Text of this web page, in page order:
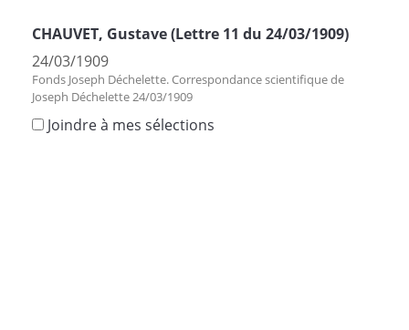
CHAUVET, Gustave (Lettre 11 du 24/03/1909)
24/03/1909
Fonds Joseph Déchelette. Correspondance scientifique de
Joseph Déchelette 24/03/1909
Joindre à mes sélections